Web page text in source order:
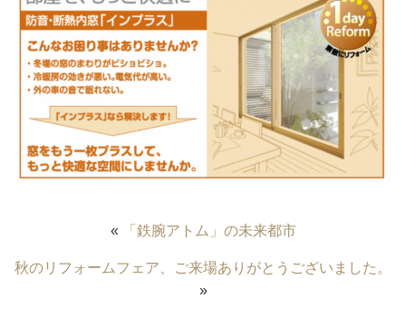
« 「鉄腕アトム」の未来都市
秋のリフォームフェア、ご来場ありがとうございました。
»